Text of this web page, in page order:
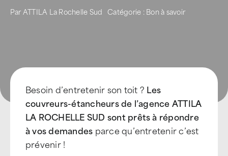
ParATTILA La Rochelle Sud Catégorie : Bon à savoir
Besoin d’entretenir son toit ? Les
couvreurs-étancheurs de l’agence ATTILA
LA ROCHELLE SUD sont prêts à répondre
à vos demandes parce qu’entretenir c’est
prévenir !